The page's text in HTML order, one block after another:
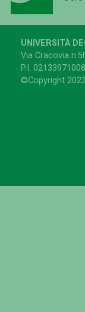
UNIVERSITÀ
Via Cracovia
P.I.
©Copyright 2023